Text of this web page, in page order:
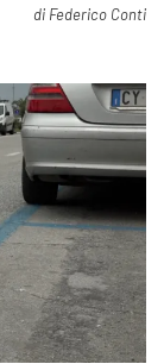
di Federico Conti